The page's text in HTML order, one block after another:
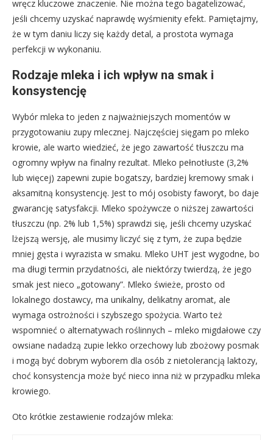
wręcz kluczowe znaczenie. Nie można tego bagatelizować,
jeśli chcemy uzyskać naprawdę wyśmienity efekt. Pamiętajmy,
że w tym daniu liczy się każdy detal, a prostota wymaga
perfekcji w wykonaniu.
Rodzaje mleka i ich wpływ na smak i
konsystencję
Wybór mleka to jeden z najważniejszych momentów w
przygotowaniu zupy mlecznej. Najczęściej sięgam po mleko
krowie, ale warto wiedzieć, że jego zawartość tłuszczu ma
ogromny wpływ na finalny rezultat. Mleko pełnotłuste (3,2%
lub więcej) zapewni zupie bogatszy, bardziej kremowy smak i
aksamitną konsystencję. Jest to mój osobisty faworyt, bo daje
gwarancję satysfakcji. Mleko spożywcze o niższej zawartości
tłuszczu (np. 2% lub 1,5%) sprawdzi się, jeśli chcemy uzyskać
lżejszą wersję, ale musimy liczyć się z tym, że zupa będzie
mniej gęsta i wyrazista w smaku. Mleko UHT jest wygodne, bo
ma długi termin przydatności, ale niektórzy twierdzą, że jego
smak jest nieco „gotowany”. Mleko świeże, prosto od
lokalnego dostawcy, ma unikalny, delikatny aromat, ale
wymaga ostrożności i szybszego spożycia. Warto też
wspomnieć o alternatywach roślinnych – mleko migdałowe czy
owsiane nadadzą zupie lekko orzechowy lub zbożowy posmak
i mogą być dobrym wyborem dla osób z nietolerancją laktozy,
choć konsystencja może być nieco inna niż w przypadku mleka
krowiego.
Oto krótkie zestawienie rodzajów mleka: